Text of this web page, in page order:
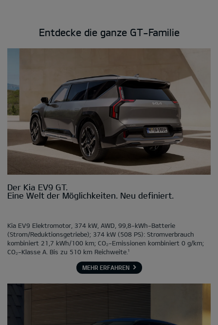
Entdecke die ganze GT-Familie
Der Kia EV9 GT.
Eine Welt der Möglichkeiten. Neu definiert.
Kia EV9 Elektromotor, 374 kW, AWD, 99,8-kWh-Batterie
(Strom/Reduktionsgetriebe); 374 kW (508 PS): Stromverbrauch
kombiniert 21,7 kWh/100 km; CO₂-Emissionen kombiniert 0 g/km;
CO₂-Klasse A. Bis zu 510 km Reichweite.¹
MEHR ERFAHREN